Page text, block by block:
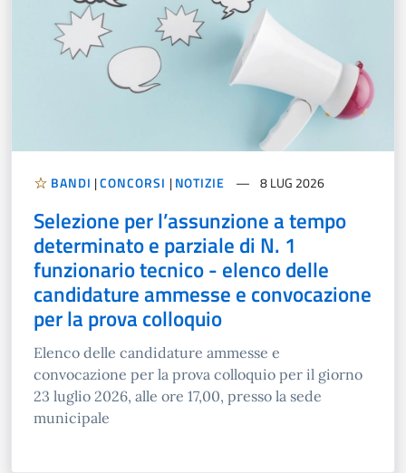
BANDI |CONCORSI |NOTIZIE 8 LUG 2026
Selezione per l’assunzione a tempo
determinato e parziale di N. 1
funzionario tecnico - elenco delle
candidature ammesse e convocazione
per la prova colloquio
Elenco delle candidature ammesse e
convocazione per la prova colloquio per il giorno
23 luglio 2026, alle ore 17,00, presso la sede
municipale